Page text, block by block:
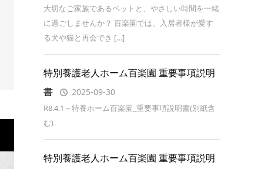
大切なご家族であるペットと、やさしい時間を一緒
に過ごしませんか？ 百楽園では、入居者様が愛す
る犬や猫と再会でき […]
特別養護老人ホーム百楽園 重要事項説明
書
2025-09-30
R8.4.1～特養ホーム百楽園_重要事項説明書(別紙含
む)
特別養護老人ホーム百楽園 重要事項説明